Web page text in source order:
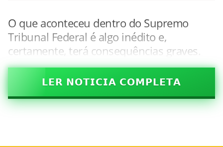
O que aconteceu dentro do Supremo
Tribunal Federal é algo inédito e,
certamente, terá consequências graves.
𝗟𝗘𝗥 𝗡𝗢𝗧𝗜𝗖𝗜𝗔 𝗖𝗢𝗠𝗣𝗟𝗘𝗧𝗔